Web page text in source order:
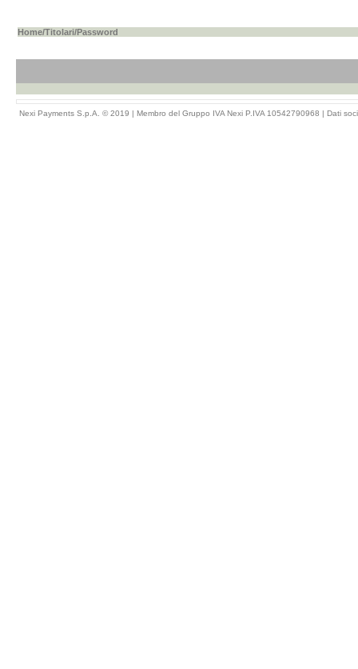
Home/Titolari/Password
Nexi Payments S.p.A. © 2019 | Membro del Gruppo IVA Nexi P.IVA 10542790968 | Dati